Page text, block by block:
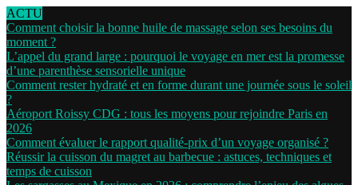
ACTU
Comment choisir la bonne huile de massage selon ses besoins du
moment ?
L’appel du grand large : pourquoi le voyage en mer est la promesse
d’une parenthèse sensorielle unique
Comment rester hydraté et en forme durant une journée sous le soleil
?
Aéroport Roissy CDG : tous les moyens pour rejoindre Paris en
2026
Comment évaluer le rapport qualité-prix d’un voyage organisé ?
Réussir la cuisson du magret au barbecue : astuces, techniques et
temps de cuisson